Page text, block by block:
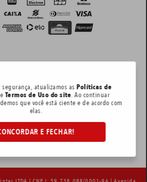
segurança, atualizamos as Políticas de
eTermos de Uso do site. Ao continuar
que você está ciente e de acordo com
elas.
E FECHAR!